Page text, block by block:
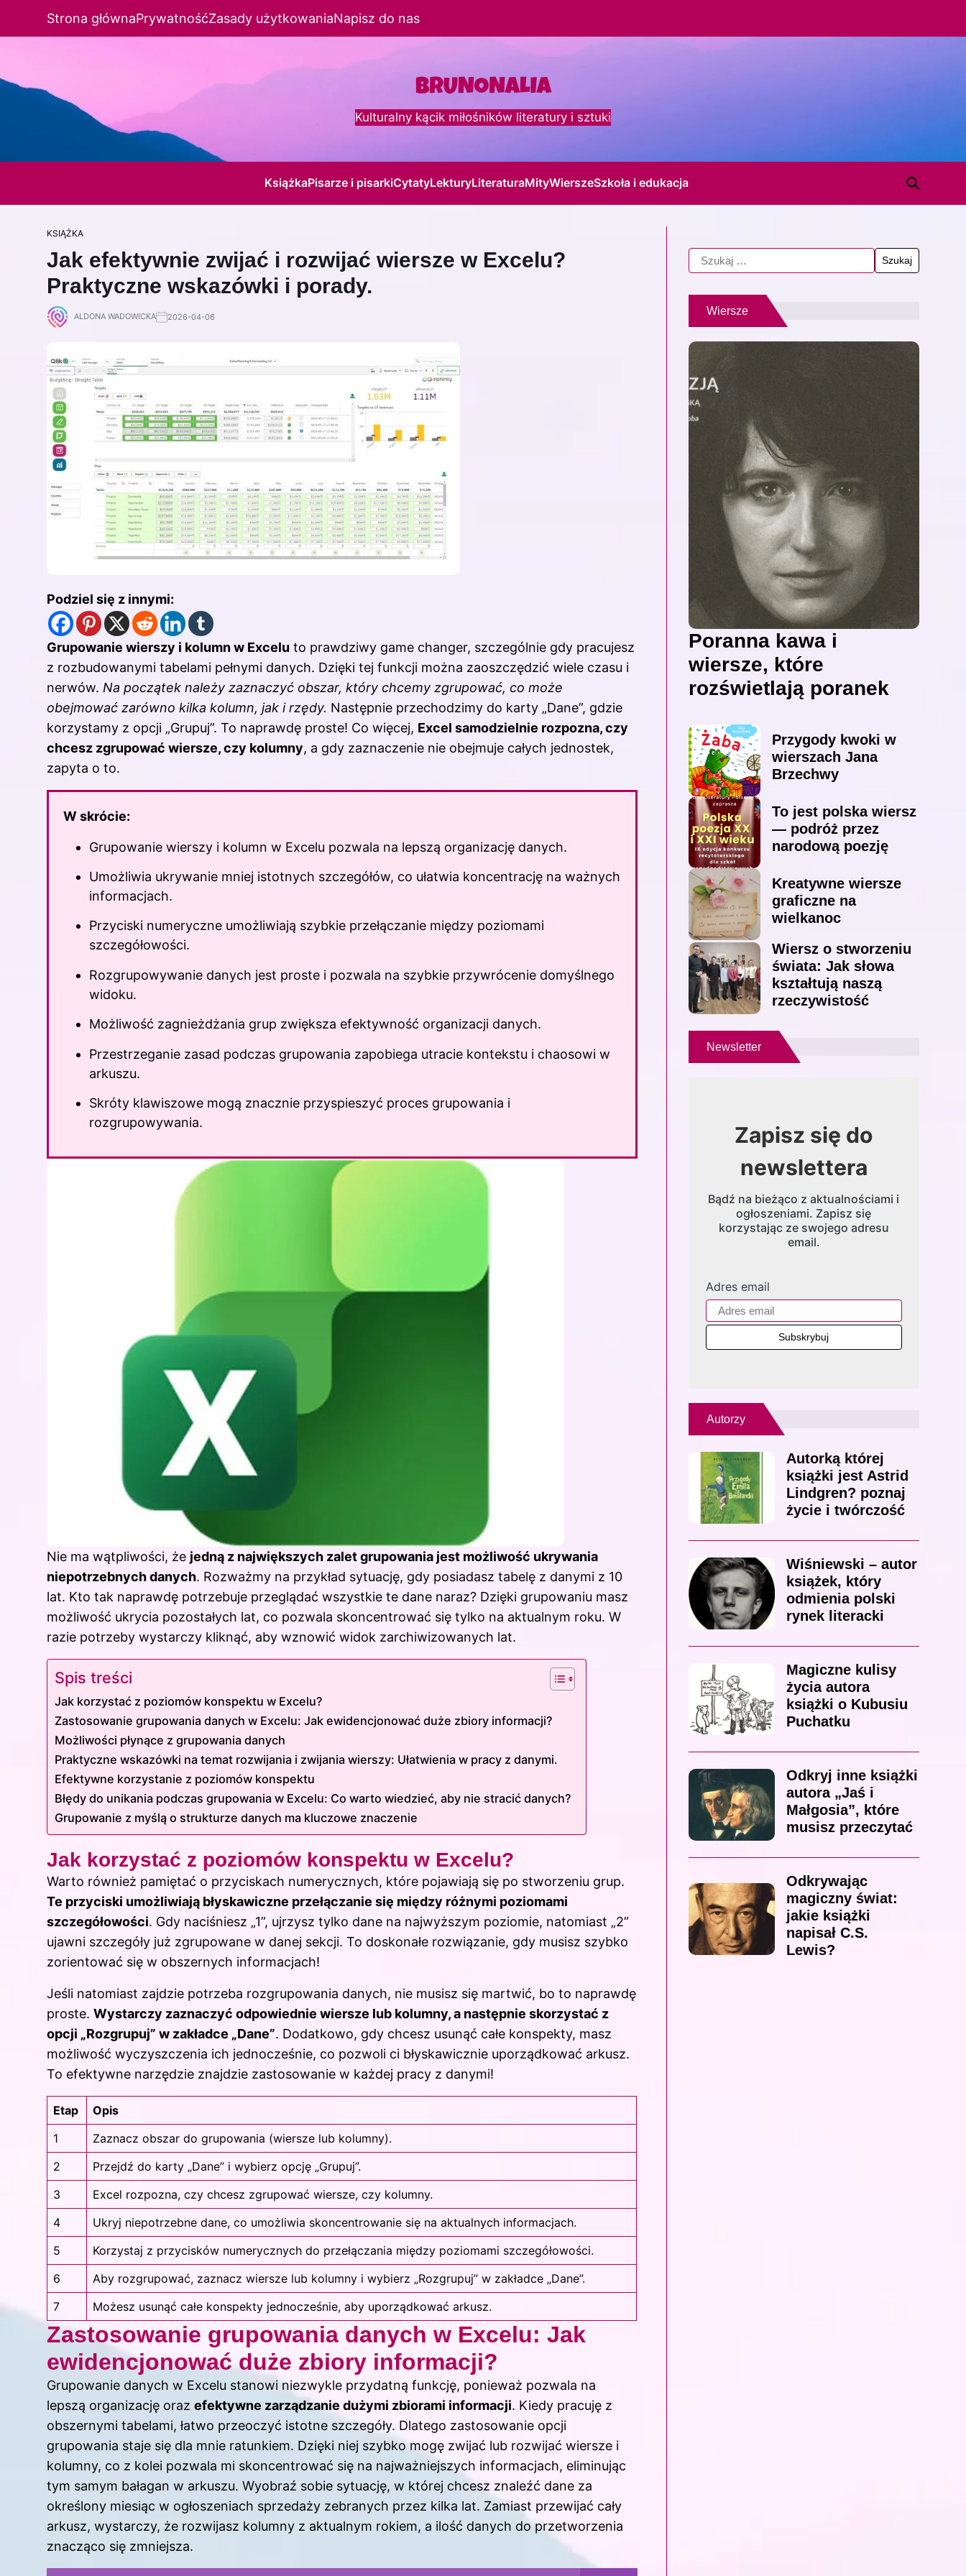
Strona głównaPrywatnośćZasady użytkowaniaNapisz do nas
Kulturalny kącik miłośników literatury i sztuki
KsiążkaPisarze i pisarkiCytatyLekturyLiteraturaMityWierszeSzkoła i edukacja
KSIĄŻKA
Jak efektywnie zwijać i rozwijać wiersze w Excelu?
Praktyczne wskazówki i porady.
ALDONA WADOWICKA 2026-04-06
Podziel się z innymi:
Grupowanie wierszy i kolumn w Excelu to prawdziwy game changer, szczególnie gdy pracujesz
z rozbudowanymi tabelami pełnymi danych. Dzięki tej funkcji można zaoszczędzić wiele czasu i
nerwów. Na początek należy zaznaczyć obszar, który chcemy zgrupować, co może
obejmować zarówno kilka kolumn, jak i rzędy. Następnie przechodzimy do karty „Dane”, gdzie
korzystamy z opcji „Grupuj”. To naprawdę proste! Co więcej, Excel samodzielnie rozpozna, czy
chcesz zgrupować wiersze, czy kolumny, a gdy zaznaczenie nie obejmuje całych jednostek,
zapyta o to.
W skrócie:
Grupowanie wierszy i kolumn w Excelu pozwala na lepszą organizację danych.
Umożliwia ukrywanie mniej istotnych szczegółów, co ułatwia koncentrację na ważnych
informacjach.
Przyciski numeryczne umożliwiają szybkie przełączanie między poziomami
szczegółowości.
Rozgrupowywanie danych jest proste i pozwala na szybkie przywrócenie domyślnego
widoku.
Możliwość zagnieżdżania grup zwiększa efektywność organizacji danych.
Przestrzeganie zasad podczas grupowania zapobiega utracie kontekstu i chaosowi w
arkuszu.
Skróty klawiszowe mogą znacznie przyspieszyć proces grupowania i
rozgrupowywania.
Nie ma wątpliwości, że jedną z największych zalet grupowania jest możliwość ukrywania
niepotrzebnych danych. Rozważmy na przykład sytuację, gdy posiadasz tabelę z danymi z 10
lat. Kto tak naprawdę potrzebuje przeglądać wszystkie te dane naraz? Dzięki grupowaniu masz
możliwość ukrycia pozostałych lat, co pozwala skoncentrować się tylko na aktualnym roku. W
razie potrzeby wystarczy kliknąć, aby wznowić widok zarchiwizowanych lat.
Spis treści
Jak korzystać z poziomów konspektu w Excelu?
Zastosowanie grupowania danych w Excelu: Jak ewidencjonować duże zbiory informacji?
Możliwości płynące z grupowania danych
Praktyczne wskazówki na temat rozwijania i zwijania wierszy: Ułatwienia w pracy z danymi.
Efektywne korzystanie z poziomów konspektu
Błędy do unikania podczas grupowania w Excelu: Co warto wiedzieć, aby nie stracić danych?
Grupowanie z myślą o strukturze danych ma kluczowe znaczenie
Jak korzystać z poziomów konspektu w Excelu?
Warto również pamiętać o przyciskach numerycznych, które pojawiają się po stworzeniu grup.
Te przyciski umożliwiają błyskawiczne przełączanie się między różnymi poziomami
szczegółowości. Gdy naciśniesz „1”, ujrzysz tylko dane na najwyższym poziomie, natomiast „2”
ujawni szczegóły już zgrupowane w danej sekcji. To doskonałe rozwiązanie, gdy musisz szybko
zorientować się w obszernych informacjach!
Jeśli natomiast zajdzie potrzeba rozgrupowania danych, nie musisz się martwić, bo to naprawdę
proste. Wystarczy zaznaczyć odpowiednie wiersze lub kolumny, a następnie skorzystać z
opcji „Rozgrupuj” w zakładce „Dane”. Dodatkowo, gdy chcesz usunąć całe konspekty, masz
możliwość wyczyszczenia ich jednocześnie, co pozwoli ci błyskawicznie uporządkować arkusz.
To efektywne narzędzie znajdzie zastosowanie w każdej pracy z danymi!
Etap
Opis
1
Zaznacz obszar do grupowania (wiersze lub kolumny).
2
Przejdź do karty „Dane” i wybierz opcję „Grupuj”.
3
Excel rozpozna, czy chcesz zgrupować wiersze, czy kolumny.
4
Ukryj niepotrzebne dane, co umożliwia skoncentrowanie się na aktualnych informacjach.
5
Korzystaj z przycisków numerycznych do przełączania między poziomami szczegółowości.
6
Aby rozgrupować, zaznacz wiersze lub kolumny i wybierz „Rozgrupuj” w zakładce „Dane”.
7
Możesz usunąć całe konspekty jednocześnie, aby uporządkować arkusz.
Zastosowanie grupowania danych w Excelu: Jak
ewidencjonować duże zbiory informacji?
Grupowanie danych w Excelu stanowi niezwykle przydatną funkcję, ponieważ pozwala na
lepszą organizację oraz efektywne zarządzanie dużymi zbiorami informacji. Kiedy pracuję z
obszernymi tabelami, łatwo przeoczyć istotne szczegóły. Dlatego zastosowanie opcji
grupowania staje się dla mnie ratunkiem. Dzięki niej szybko mogę zwijać lub rozwijać wiersze i
kolumny, co z kolei pozwala mi skoncentrować się na najważniejszych informacjach, eliminując
tym samym bałagan w arkuszu. Wyobraź sobie sytuację, w której chcesz znaleźć dane za
określony miesiąc w ogłoszeniach sprzedaży zebranych przez kilka lat. Zamiast przewijać cały
arkusz, wystarczy, że rozwijasz kolumny z aktualnym rokiem, a ilość danych do przetworzenia
znacząco się zmniejsza.
Wiersze
Poranna kawa i
wiersze, które
rozświetlają poranek
Przygody kwoki w
wierszach Jana
Brzechwy
To jest polska wiersz
— podróż przez
narodową poezję
Kreatywne wiersze
graficzne na
wielkanoc
Wiersz o stworzeniu
świata: Jak słowa
kształtują naszą
rzeczywistość
Newsletter
Zapisz się do
newslettera
Bądź na bieżąco z aktualnościami i
ogłoszeniami. Zapisz się
korzystając ze swojego adresu
email.
Adres email
Autorzy
Autorką której
książki jest Astrid
Lindgren? poznaj
życie i twórczość
Wiśniewski – autor
książek, który
odmienia polski
rynek literacki
Magiczne kulisy
życia autora
książki o Kubusiu
Puchatku
Odkryj inne książki
autora „Jaś i
Małgosia”, które
musisz przeczytać
Odkrywając
magiczny świat:
jakie książki
napisał C.S.
Lewis?